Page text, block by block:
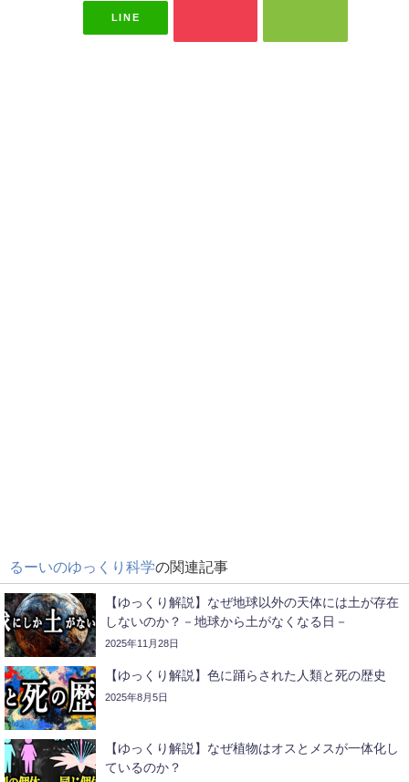
LINE
るーいのゆっくり科学の関連記事
【ゆっくり解説】なぜ地球以外の天体には土が存在
しないのか？－地球から土がなくなる日－
2025年11月28日
【ゆっくり解説】色に踊らされた人類と死の歴史
2025年8月5日
【ゆっくり解説】なぜ植物はオスとメスが一体化し
ているのか？